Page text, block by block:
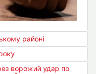
районі
ворожий удар по